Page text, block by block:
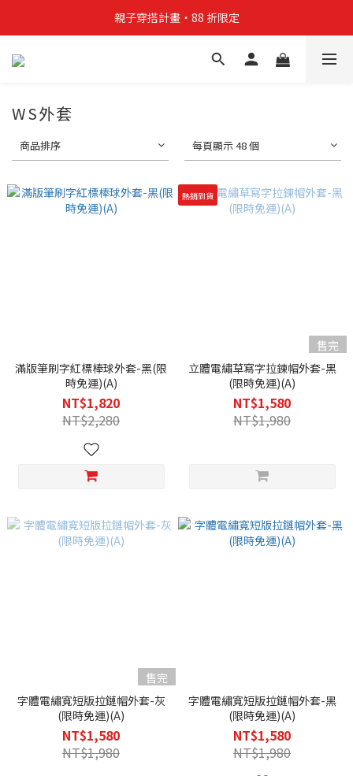
親子穿搭計畫・88 折限定
親子穿搭計畫・88 折限定
貼身補貨計畫  任選 6 件 $888
WS外套
商品排序 每頁顯示 48 個
滿版筆刷字紅標棒球外套-黑(限
時免運)(A)
NT$1,820
NT$2,280
熱銷到貨
售完
立體電繡草寫字拉鍊帽外套-黑
(限時免運)(A)
NT$1,580
NT$1,980
售完
字體電繡寬短版拉鏈帽外套-灰
(限時免運)(A)
NT$1,580
NT$1,980
字體電繡寬短版拉鏈帽外套-黑
(限時免運)(A)
NT$1,580
NT$1,980